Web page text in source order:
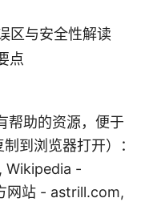
区与安全性解读
点
帮助的资源，便于
到浏览器打开）：
Wikipedia -
网站 - astrill.com,